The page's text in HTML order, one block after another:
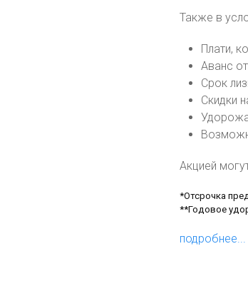
Также в
Плати,
Аванс
Срок
Скидки
Акцией
*Отсрочка
**Годовое
подробнее...